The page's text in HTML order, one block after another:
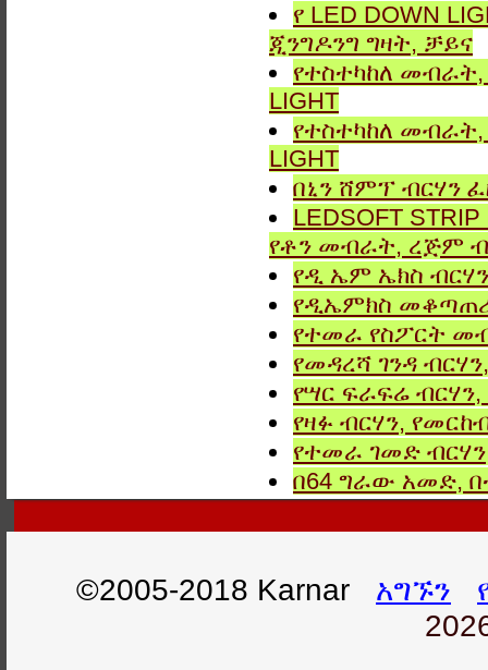
የ LED DOWN
ጂንግዶንግ ግዛት, ቻይና
የተስተካከለ መብራት,
LIGHT
የተስተካከለ መብራት,
LIGHT
በኒን ሸምፕ ብርሃን
LEDSOFT
የቶን መብራት, ረጅም
የዲ ኤም ኤክስ
የዲኤምክስ
የተመራ የስፖርት
የመዳረሻ ገንዳ
የሣር ፍራፍሬ
የዛፉ ብርሃን,
የተመራ ገመድ
በ64 ግራው አመድ,
©2005-2018 Karnar አግኙን